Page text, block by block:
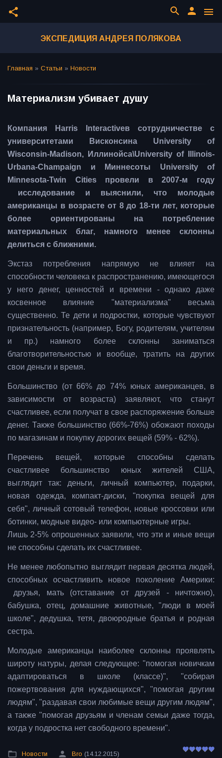
share menu
person
search
ЭКСПЕДИЦИЯ АНДРЕЯ ПОЛЯКОВА
Главная » Статьи » Новости
Материализм убивает душу
Компания Harris Interactiveв сотрудничестве с
университетами Висконсина University of
Wisconsin-Madison, Иллинойса\University of Illinois-
Urbana-Champaign и Миннесоты University of
Minnesota-Twin Cities провели в 2007-м году
исследование и выяснили, что молодые
американцы в возрасте от 8 до 18-ти лет, которые
более ориентированы на потребление
материальных благ, намного менее склонны
делиться с ближними.
Экстаз потребления напрямую не влияет на
способности человека к распространению, имеющегося
у него денег, ценностей и времени - однако даже
косвенное влияние "материализма" весьма
существенно. Те дети и подростки, которые чувствуют
признательность (например, Богу, родителям, учителям
и пр.) намного более склонны заниматься
благотворительностью и вообще, тратить на других
свои деньги и время.
Большинство (от 66% до 74% юных американцев, в
зависимости от возраста) заявляют, что станут
счастливее, если получат в свое распоряжение больше
денег. Также большинство (66%-76%) обожают походы
по магазинам и покупку дорогих вещей (59% - 62%).
Перечень вещей, которые способны сделать
счастливее большинство юных жителей США,
выглядит так: деньги, личный компьютер, подарки,
новая одежда, компакт-диски, "покупка вещей для
себя", личный сотовый телефон, новые кроссовки или
ботинки, модные видео- или компьютерные игры.
Лишь 2-5% опрошенных заявили, что эти и иные вещи
не способны сделать их счастливее.
Не менее любопытно выглядит первая десятка людей,
способных осчастливить новое поколение Америки:
друзья, мать (отставание от друзей - ничтожно),
бабушка, отец, домашние животные, "люди в моей
школе", дедушка, тетя, двоюродные братья и родная
сестра.
Молодые американцы наиболее склонны проявлять
широту натуры, делая следующее: "помогая новичкам
адаптироваться в школе (классе)", "собирая
пожертвования для нуждающихся", "помогая другим
людям", "раздавая свои любимые вещи другим людям",
а также "помогая друзьям и членам семьи даже тогда,
когда у подростка нет свободного времени".
Новости Bro (14.12.2015)